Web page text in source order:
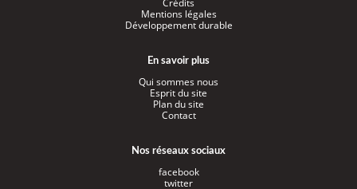
Mentions légales
Développement durable
En savoir plus
Qui sommes nous
Esprit du site
Plan du site
Contact
Nos réseaux sociaux
facebook
twitter